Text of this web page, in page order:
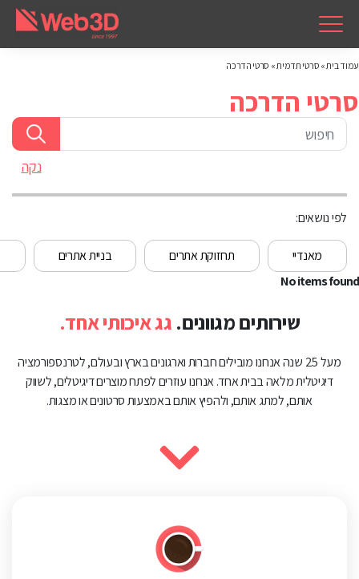
עמוד בית» סרטי תדמית» סרטי הדרכה
סרטי הדרכה
נקה
לפי נושאים:
תחזוקת אתרים בניית אתרים מאנדיי
No items found
שירותים מגוונים. גג איכותי אחד.
מעל 25 שנה אנחנו מובילים חברות וארגונים בארץ ובעולם, לטרנספורמציה
דיגיטלית מלאה בבית אחד. אנחנו עוזרים לפתח מוצרים דיגיטלים, לשווק
אותם, למתג אותם, ולהפיץ אותם באמצעות סרטונים או מצגות.